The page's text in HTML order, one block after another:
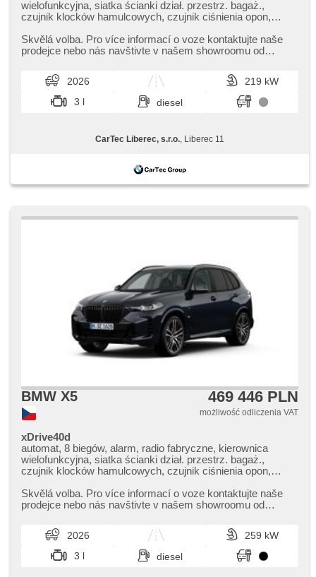
wielofunkcyjna, siatka ścianki dział. przestrz. bagaż.,
czujnik klocków hamulcowych, czujnik ciśnienia opon,
bezklíčové odemykání, bezklíčové startování, elektryczna
regulacja foteli, odvětrávaná sedadla, zawieszenie
Skvělá volba. Pro více informací o voze kontaktujte naše
prodejce nebo nás navštivte v našem showroomu od
2026
219 kW
3 l
diesel
CarTec Liberec, s.r.o. , Liberec 11
BMW X5 469 446 PLN
możliwość odliczenia VAT
xDrive40d
automat, 8 biegów, alarm, radio fabryczne, kierownica
wielofunkcyjna, siatka ścianki dział. przestrz. bagaż.,
czujnik klocków hamulcowych, czujnik ciśnienia opon,
bezklíčové odemykání, bezklíčové startování, elektryczna
regulacja foteli, webasto, odvětrávaná sedadla, zawieszenie
Skvělá volba. Pro více informací o voze kontaktujte naše
prodejce nebo nás navštivte v našem showroomu od
2026
259 kW
3 l
diesel